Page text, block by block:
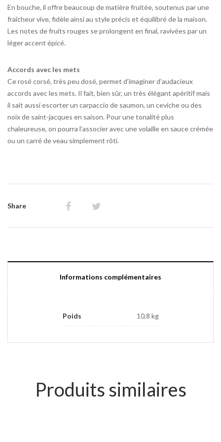
En bouche, il offre beaucoup de matière fruitée, soutenus par une
fraîcheur vive, fidèle ainsi au style précis et équilibré de la maison.
Les notes de fruits rouges se prolongent en final, ravivées par un
léger accent épicé.
Accords avec les mets
Ce rosé corsé, très peu dosé, permet d’imaginer d’audacieux
accords avec les mets. Il fait, bien sûr, un très élégant apéritif mais
il sait aussi escorter un carpaccio de saumon, un ceviche ou des
noix de saint-jacques en saison. Pour une tonalité plus
chaleureuse, on pourra l’associer avec une volaille en sauce crémée
ou un carré de veau simplement rôti.
Share
Informations complémentaires
Poids 10,8 kg
Produits similaires